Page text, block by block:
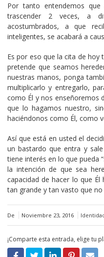
Por tanto entendemos
trascender 2 veces, a
acostumbrados, a que
inteligentes, se acabará a
Es por eso que la cita de
pretende que seamos
nuestras manos, ponga
multiplicarlo y entregarlo,
como Él y nos enseñoremos
que lo hagamos nuestro,
haciéndonos como Él, como
Así que está en usted el
un bastardo que entra y
tiene interés en lo que pueda
la intención de que sea
capacidad de hacer lo que
tan grande y tan vasto que
De Noviembre 23, 2016
¡Comparte esta entrada, elige tu